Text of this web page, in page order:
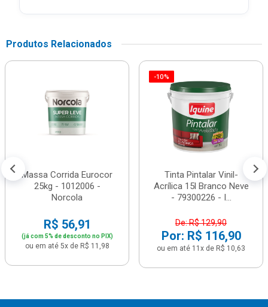
Produtos Relacionados
Massa Corrida Eurocor
25kg - 1012006 -
Norcola
R$ 56,91
(já com 5% de desconto no PIX)
ou em até 5x de R$ 11,98
-10%
Tinta Pintalar Vinil-
Acrílica 15l Branco Neve
- 79300226 - I...
De: R$ 129,90
Por: R$ 116,90
ou em até 11x de R$ 10,63